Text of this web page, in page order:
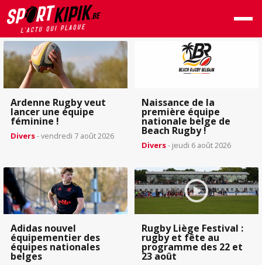
Ardenne Rugby veut
lancer une équipe
féminine !
Divers- vendredi 7 août 2026
Naissance de la
première équipe
nationale belge de
Beach Rugby !
Divers- jeudi 6 août 2026
Adidas nouvel
équipementier des
équipes nationales
belges
Rugby Liège Festival :
rugby et fête au
programme des 22 et
23 août